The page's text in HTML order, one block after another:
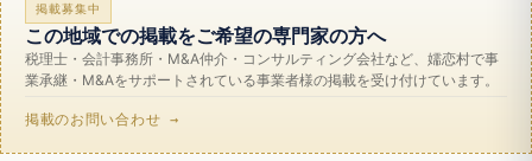
掲載募集中
この地域での掲載をご希望の専門家の方へ
税理士・会計事務所・M&A仲介・コンサルティング会社など、嬬恋村で事
業承継・M&Aをサポートされている事業者様の掲載を受け付けています。
掲載のお問い合わせ →